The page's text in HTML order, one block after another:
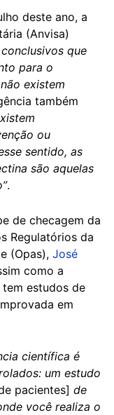
deste ano, a
(Anvisa)
que
para o
existem
também
ou
sentido, as
são aquelas
.
de checagem da
Regulatórios da
(Opas), José
como a
estudos de
em
científica é
um estudo
pacientes] de
você realiza o